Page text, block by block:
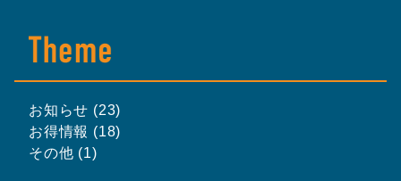
お知らせ (23)
お得情報 (18)
その他 (1)